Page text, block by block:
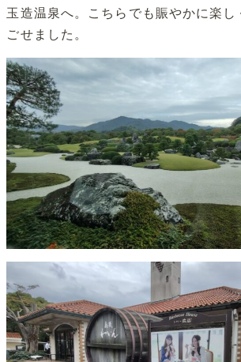
玉造温泉へ。こちらでも賑やかに楽し
ごせました。